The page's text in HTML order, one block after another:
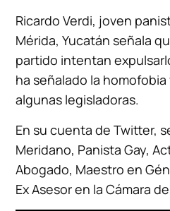
Ricardo Verdi, joven
Mérida, Yucatán señala
partido intentan
ha señalado la
algunas legisladoras.
En su cuenta de Twitter,
Meridano, Panista Gay,
Abogado, Maestro en
Ex Asesor en la Cámara